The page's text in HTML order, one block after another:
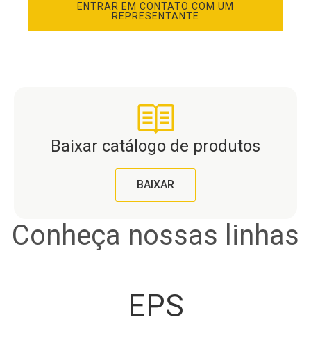
ENTRAR EM CONTATO COM UM
REPRESENTANTE
Baixar catálogo de produtos
BAIXAR
Conheça nossas linhas
EPS